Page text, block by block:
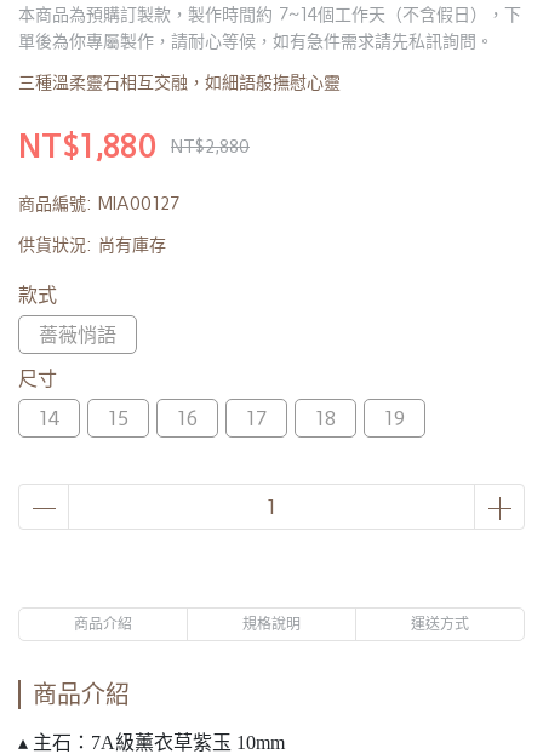
本商品為預購訂製款，製作時間約 7~14個工作天（不含假日），下
單後為你專屬製作，請耐心等候，如有急件需求請先私訊詢問。
三種溫柔靈石相互交融，如細語般撫慰心靈
NT$1,880 NT$2,880
商品編號: MIA00127
供貨狀況: 尚有庫存
款式
薔薇悄語
尺寸
14
15 16 17 18 19
商品介紹 規格說明 運送方式
商品介紹
▴ 主石：7A級薰衣草紫玉 10mm